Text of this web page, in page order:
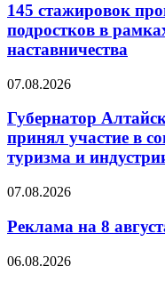
145 стажировок
подростков в
наставничества
07.08.2026
Губернатор
принял участие в
туризма и
07.08.2026
Реклама на 8
06.08.2026